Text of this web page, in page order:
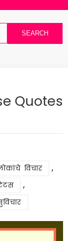
Quotes
विचार ,
,